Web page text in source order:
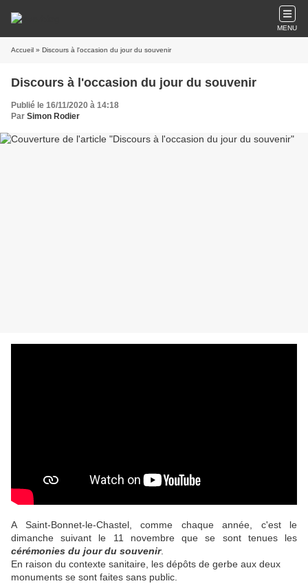
MENU
Accueil » Discours à l'occasion du jour du souvenir
Discours à l'occasion du jour du souvenir
Publié le 16/11/2020 à 14:18
Par Simon Rodier
A Saint-Bonnet-le-Chastel, comme chaque année, c'est le
dimanche suivant le 11 novembre que se sont tenues les
cérémonies du jour du souvenir.
En raison du contexte sanitaire, les dépôts de gerbe aux deux
monuments se sont faites sans public.